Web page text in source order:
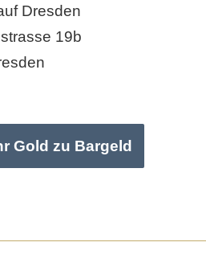
Dresden
19b
Gold zu Bargeld